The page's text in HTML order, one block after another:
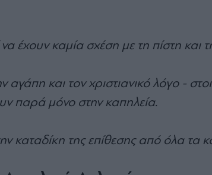
έχουν καμία σχέση με τη πίστη και
αγάπη και τον χριστιανικό λόγο -
παρά μόνο στην καπηλεία.
καταδίκη της επίθεσης από όλα τα